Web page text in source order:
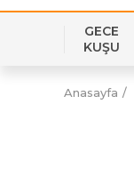
GECE
KUŞU
Anasayfa